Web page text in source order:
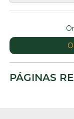
PÁGINAS